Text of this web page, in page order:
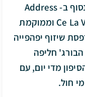
בריכת הגג המדהימה עם שפת האינסוף ב- Address
Sky View מנוהלת על ידי מסעדת Ce La Vi וממוקמת
מרפסת שיזוף יפהפייה
חליפה
מדי יום, עם
חול.